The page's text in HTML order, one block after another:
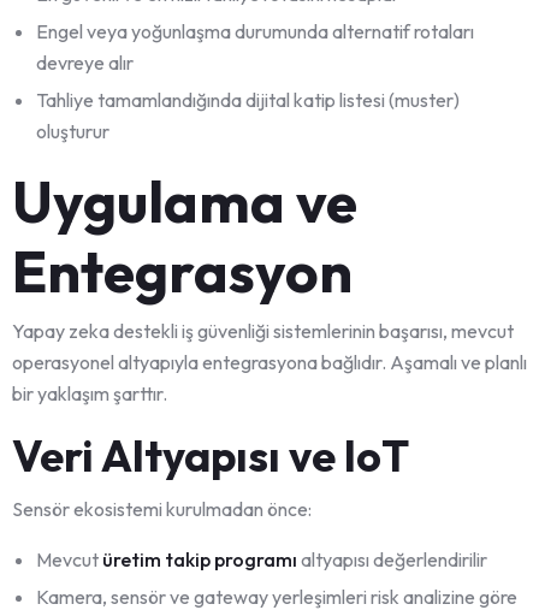
Engel veya yoğunlaşma durumunda alternatif rotaları
devreye alır
Tahliye tamamlandığında dijital katip listesi (muster)
oluşturur
Uygulama ve
Entegrasyon
Yapay zeka destekli iş güvenliği sistemlerinin başarısı, mevcut
operasyonel altyapıyla entegrasyona bağlıdır. Aşamalı ve planlı
bir yaklaşım şarttır.
Veri Altyapısı ve IoT
Sensör ekosistemi kurulmadan önce:
Mevcut üretim takip programı altyapısı değerlendirilir
Kamera, sensör ve gateway yerleşimleri risk analizine göre